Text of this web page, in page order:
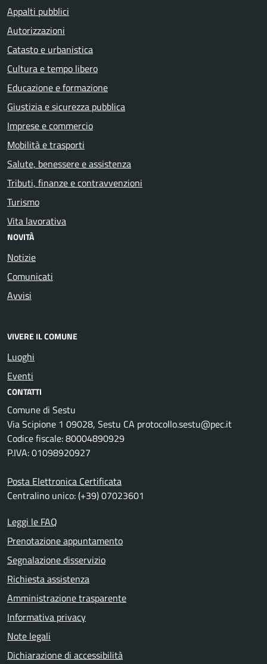
Appalti pubblici
Autorizzazioni
Catasto e urbanistica
Cultura e tempo libero
Educazione e formazione
Giustizia e sicurezza pubblica
Imprese e commercio
Mobilità e trasporti
Salute, benessere e assistenza
Tributi, finanze e contravvenzioni
Turismo
Vita lavorativa
NOVITÀ
Notizie
Comunicati
Avvisi
VIVERE IL COMUNE
Luoghi
Eventi
CONTATTI
Comune di Sestu
Via Scipione 1 09028, Sestu CA protocollo.sestu@pec.it
Codice fiscale: 80004890929
P.IVA: 01098920927
Posta Elettronica Certificata
Centralino unico: (+39) 07023601
Leggi le FAQ
Prenotazione appuntamento
Segnalazione disservizio
Richiesta assistenza
Amministrazione trasparente
Informativa privacy
Note legali
Dichiarazione di accessibilità